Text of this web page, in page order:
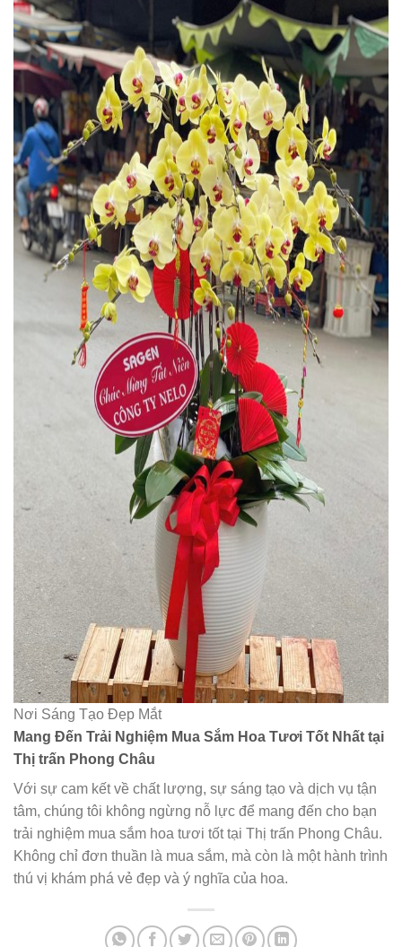
Nơi Sáng Tạo Đẹp Mắt
Mang Đến Trải Nghiệm Mua Sắm Hoa Tươi Tốt Nhất tại
Thị trấn Phong Châu
Với sự cam kết về chất lượng, sự sáng tạo và dịch vụ tận
tâm, chúng tôi không ngừng nỗ lực để mang đến cho bạn
trải nghiệm mua sắm hoa tươi tốt tại Thị trấn Phong Châu.
Không chỉ đơn thuần là mua sắm, mà còn là một hành trình
thú vị khám phá vẻ đẹp và ý nghĩa của hoa.